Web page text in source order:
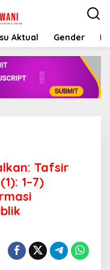
Aktual Gender
Tafsir
1–7)